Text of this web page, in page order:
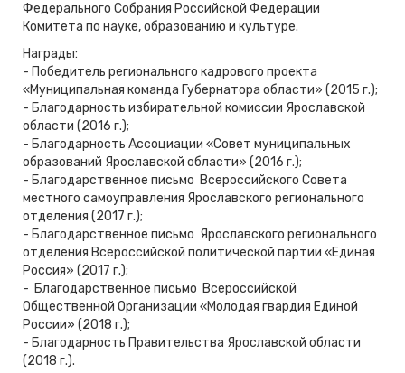
Федерального Собрания Российской Федерации
Комитета по науке, образованию и культуре.
Награды:
- Победитель регионального кадрового проекта
«Муниципальная команда Губернатора области» (2015 г.);
- Благодарность избирательной комиссии Ярославской
области (2016 г.);
- Благодарность Ассоциации «Совет муниципальных
образований Ярославской области» (2016 г.);
- Благодарственное письмо Всероссийского Совета
местного самоуправления Ярославского регионального
отделения (2017 г.);
- Благодарственное письмо Ярославского регионального
отделения Всероссийской политической партии «Единая
Россия» (2017 г.);
- Благодарственное письмо Всероссийской
Общественной Организации «Молодая гвардия Единой
России» (2018 г.);
- Благодарность Правительства Ярославской области
(2018 г.).